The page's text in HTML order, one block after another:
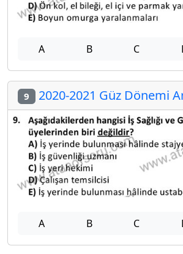
A B C
9 2020-2021 Güz Dönemi
A B C